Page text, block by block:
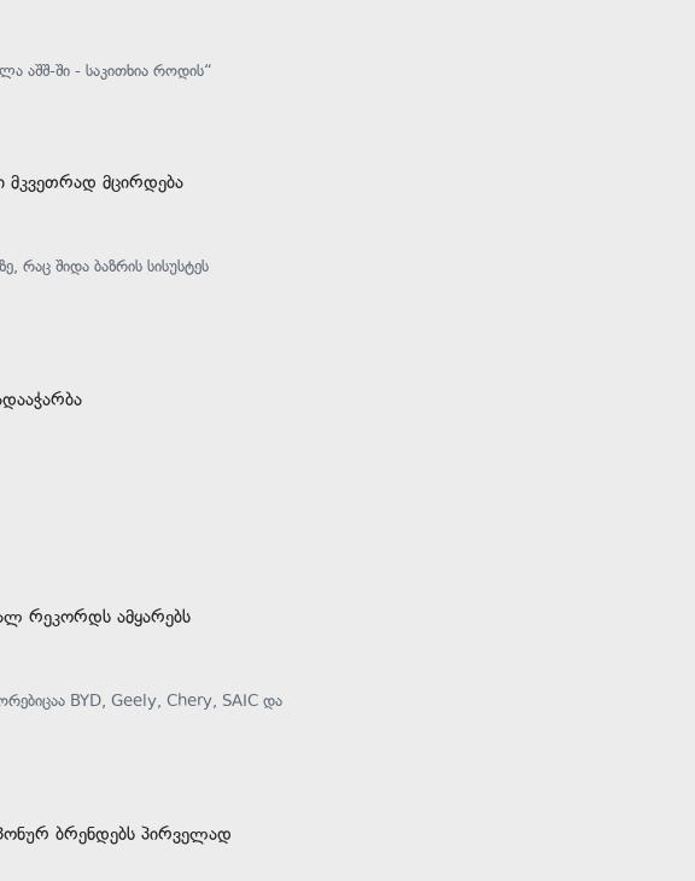
აშშ-ში - საკითხია როდის“
მკვეთრად მცირდება
რაც შიდა ბაზრის სისუსტეს
რეკორდს ამყარებს
BYD, Geely, Chery, SAIC და
ბრენდებს პირველად